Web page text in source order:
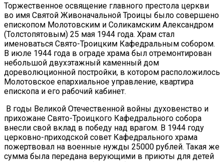
Торжественное освящение главного престола церкви
во имя Святой Живоначальной Троицы было совершено
епископом Молотовским и Соликамским Александром
(Толстопятовым) 25 мая 1944 года. Храм стал
именоваться Свято-Троицким Кафедральным собором.
В июле 1944 года в ограде храма был отремонтирован
небольшой двухэтажный каменный дом
дореволюционной постройки, в котором расположилось
Молотовское епархиальное управление, квартира
епископа и его рабочий кабинет.
В годы Великой Отечественной войны духовенство и
прихожане Свято-Троицкого Кафедрального собора
внесли свой вклад в победу над врагом. В 1944 году
церковно-приходской совет Кафедрального храма
пожертвовал на военные нужды 25000 рублей. Такая же
сумма была передана верующими в приюты для детей